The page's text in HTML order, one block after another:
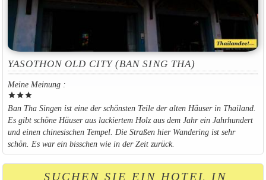
YASOTHON OLD CITY (BAN SING THA)
Meine Meinung :
starstarstar
Ban Tha Singen ist eine der schönsten Teile der alten Häuser in Thailand.
Es gibt schöne Häuser aus lackiertem Holz aus dem Jahr ein Jahrhundert
und einen chinesischen Tempel. Die Straßen hier Wandering ist sehr
schön. Es war ein bisschen wie in der Zeit zurück.
SUCHEN SIE EIN HOTEL IN